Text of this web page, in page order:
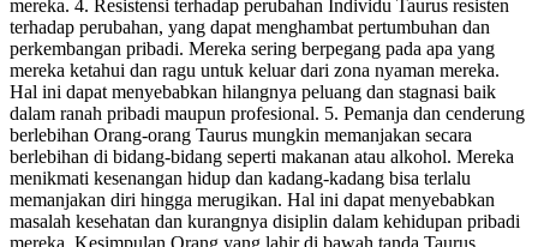
mereka. 4. Resistensi terhadap perubahan Individu Taurus resisten
terhadap perubahan, yang dapat menghambat pertumbuhan dan
perkembangan pribadi. Mereka sering berpegang pada apa yang
mereka ketahui dan ragu untuk keluar dari zona nyaman mereka.
Hal ini dapat menyebabkan hilangnya peluang dan stagnasi baik
dalam ranah pribadi maupun profesional. 5. Pemanja dan cenderung
berlebihan Orang-orang Taurus mungkin memanjakan secara
berlebihan di bidang-bidang seperti makanan atau alkohol. Mereka
menikmati kesenangan hidup dan kadang-kadang bisa terlalu
memanjakan diri hingga merugikan. Hal ini dapat menyebabkan
masalah kesehatan dan kurangnya disiplin dalam kehidupan pribadi
mereka. Kesimpulan Orang yang lahir di bawah tanda Taurus